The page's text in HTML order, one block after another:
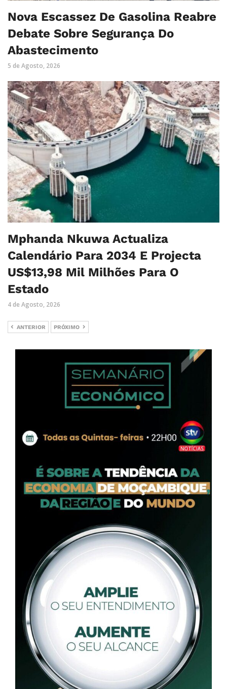
Nova Escassez De Gasolina Reabre
Debate Sobre Segurança Do
Abastecimento
5 de Agosto, 2026
Mphanda Nkuwa Actualiza
Calendário Para 2034 E Projecta
US$13,98 Mil Milhões Para O
Estado
4 de Agosto, 2026
ANTERIOR PRÓXIMO